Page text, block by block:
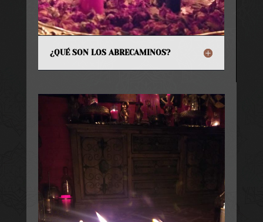
¿QUÉ SON LOS ABRECAMINOS?